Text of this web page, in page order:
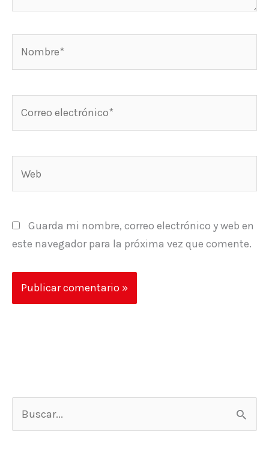
Guarda mi nombre, correo electrónico y web en
este navegador para la próxima vez que comente.